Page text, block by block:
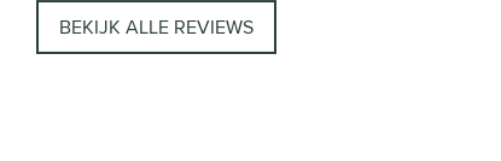
BEKIJK ALLE REVIEWS